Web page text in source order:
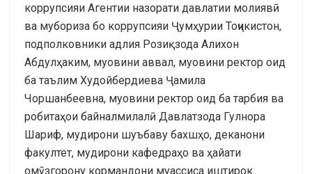
коррупсияи Агентии назорати давлатии молиявӣ
ва мубориза бо коррупсияи Ҷумҳурии Тоҷикистон,
подполковники адлия Розиқзода Алихон
Абдулҳаким, муовини аввал, муовини ректор оид
ба таълим Худойбердиева Ҷамила
Чоршанбеевна, муовини ректор оид ба тарбия ва
робитаҳои байналмилалӣ Давлатзода Гулнора
Шариф, мудирони шуъбаву бахшҳо, деканони
факултет, мудирони кафедраҳо ва ҳайати
омӯзгорону кормандони муассиса иштирок